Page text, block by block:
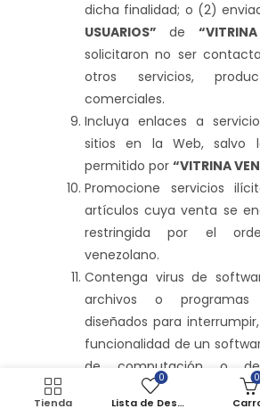
dicha finalidad; o (2)
USUARIOS” de
solicitaron no ser
otros servicios,
comerciales.
Incluya enlaces a
sitios en la Web, salvo
permitido por “VITRINA
Promocione servicios
artículos cuya venta se
restringida por el
venezolano.
Contenga virus de
archivos o
diseñados para
funcionalidad de un
de computación o
telecomunicaciones;
Interrumpa el flujo normal
Tienda
0
Lista de Deseos
0